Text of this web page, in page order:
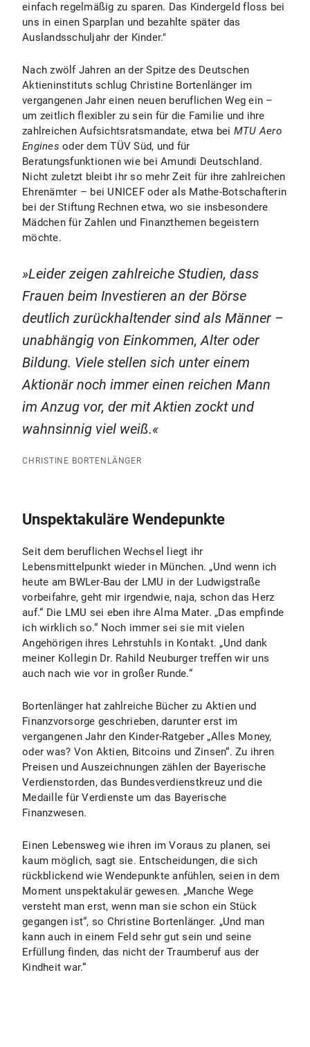
einfach regelmäßig zu sparen. Das Kindergeld floss bei
uns in einen Sparplan und bezahlte später das
Auslandsschuljahr der Kinder."
Nach zwölf Jahren an der Spitze des Deutschen
Aktieninstituts schlug Christine Bortenlänger im
vergangenen Jahr einen neuen beruflichen Weg ein –
um zeitlich flexibler zu sein für die Familie und ihre
zahlreichen Aufsichtsratsmandate, etwa bei MTU Aero
Engines oder dem TÜV Süd, und für
Beratungsfunktionen wie bei Amundi Deutschland.
Nicht zuletzt bleibt ihr so mehr Zeit für ihre zahlreichen
Ehrenämter – bei UNICEF oder als Mathe-Botschafterin
bei der Stiftung Rechnen etwa, wo sie insbesondere
Mädchen für Zahlen und Finanzthemen begeistern
möchte.
Leider zeigen zahlreiche Studien, dass
Frauen beim Investieren an der Börse
deutlich zurückhaltender sind als Männer –
unabhängig von Einkommen, Alter oder
Bildung. Viele stellen sich unter einem
Aktionär noch immer einen reichen Mann
im Anzug vor, der mit Aktien zockt und
wahnsinnig viel weiß.
CHRISTINE BORTENLÄNGER
Unspektakuläre Wendepunkte
Seit dem beruflichen Wechsel liegt ihr
Lebensmittelpunkt wieder in München. „Und wenn ich
heute am BWLer-Bau der LMU in der Ludwigstraße
vorbeifahre, geht mir irgendwie, naja, schon das Herz
auf.“ Die LMU sei eben ihre Alma Mater. „Das empfinde
ich wirklich so.“ Noch immer sei sie mit vielen
Angehörigen ihres Lehrstuhls in Kontakt. „Und dank
meiner Kollegin Dr. Rahild Neuburger treffen wir uns
auch nach wie vor in großer Runde.“
Bortenlänger hat zahlreiche Bücher zu Aktien und
Finanzvorsorge geschrieben, darunter erst im
vergangenen Jahr den Kinder-Ratgeber „Alles Money,
oder was? Von Aktien, Bitcoins und Zinsen“. Zu ihren
Preisen und Auszeichnungen zählen der Bayerische
Verdienstorden, das Bundesverdienstkreuz und die
Medaille für Verdienste um das Bayerische
Finanzwesen.
Einen Lebensweg wie ihren im Voraus zu planen, sei
kaum möglich, sagt sie. Entscheidungen, die sich
rückblickend wie Wendepunkte anfühlen, seien in dem
Moment unspektakulär gewesen. „Manche Wege
versteht man erst, wenn man sie schon ein Stück
gegangen ist“, so Christine Bortenlänger. „Und man
kann auch in einem Feld sehr gut sein und seine
Erfüllung finden, das nicht der Traumberuf aus der
Kindheit war.“